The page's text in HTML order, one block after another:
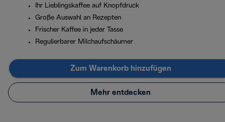
Ihr Lieblingskaffee auf Knopfdruck
Große Auswahl an Rezepten
Frischer Kaffee in jeder Tasse
Regulierbarer Milchaufschäumer
Zum Warenkorb hinzufügen
Mehr entdecken